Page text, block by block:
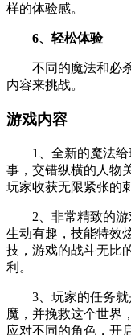
样的体验感。
6、轻松体验
不同的魔法和必杀
内容来挑战。
游戏内容
1、全新的魔法给
事，交错纵横的人物
玩家收获无限紧张的
2、非常精致的游
生动有趣，技能特效
技，游戏的战斗无比
利。
3、玩家的任务就
魔，并挽救这个世界
应对不同的角色，开